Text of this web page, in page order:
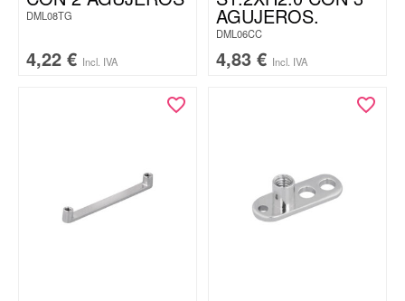
DML08TG
4,22 € Incl. IVA
AGUJEROS.
DML06CC
4,83 € Incl. IVA